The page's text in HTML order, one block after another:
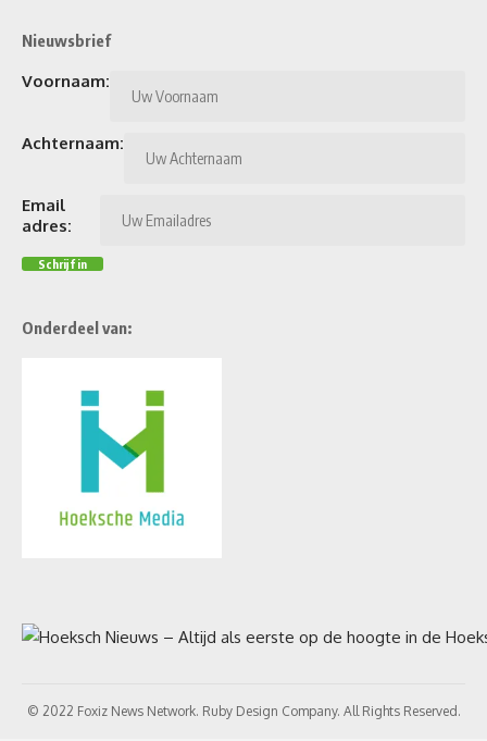
Nieuwsbrief
Voornaam:
Achternaam:
Email
adres:
Onderdeel van:
© 2022 Foxiz News Network. Ruby Design Company. All Rights Reserved.